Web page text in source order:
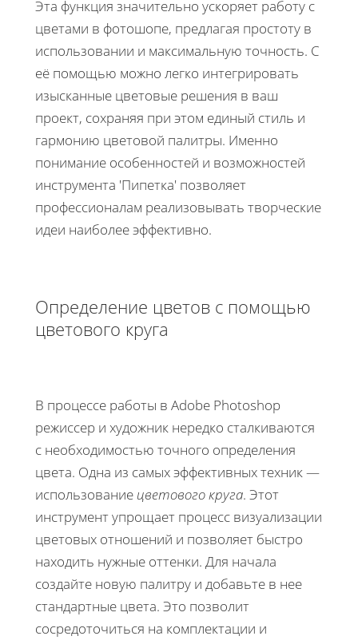
Эта функция значительно ускоряет работу с
цветами в фотошопе, предлагая простоту в
использовании и максимальную точность. С
её помощью можно легко интегрировать
изысканные цветовые решения в ваш
проект, сохраняя при этом единый стиль и
гармонию цветовой палитры. Именно
понимание особенностей и возможностей
инструмента 'Пипетка' позволяет
профессионалам реализовывать творческие
идеи наиболее эффективно.
Определение цветов с помощью
цветового круга
В процессе работы в Adobe Photoshop
режиссер и художник нередко сталкиваются
с необходимостью точного определения
цвета. Одна из самых эффективных техник —
использование цветового круга. Этот
инструмент упрощает процесс визуализации
цветовых отношений и позволяет быстро
находить нужные оттенки. Для начала
создайте новую палитру и добавьте в нее
стандартные цвета. Это позволит
сосредоточиться на комплектации и